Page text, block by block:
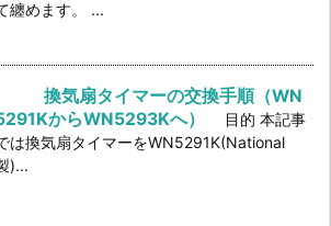
纏めます。 ...
換気扇タイマーの交換手順（WN
からWN5293Kへ）
目的 本記事
は換気扇タイマーをWN5291K(National
)...